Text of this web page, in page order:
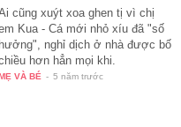
cũng xuýt xoa ghen tị vì chị
Kua - Cá mới nhỏ xíu đã "số
hưởng", nghỉ dịch ở nhà được bố
hơn hẳn mọi khi.
VÀ BÉ - 5 năm trước